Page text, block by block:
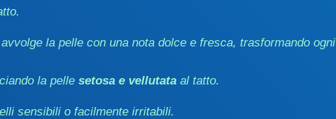
avvolge la pelle con una nota dolce e fresca, trasformando
la pelle setosa e vellutata al tatto.
sensibili o facilmente irritabili.